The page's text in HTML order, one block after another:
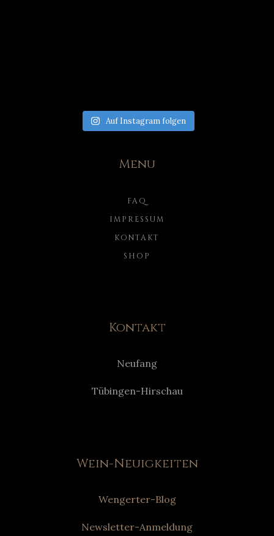
Auf Instagram folgen
Menu
FAQ
IMPRESSUM
KONTAKT
SHOP
Kontakt
Neufang
Tübingen-Hirschau
Wein-Neuigkeiten
Wengerter-Blog
Newsletter-Anmeldung